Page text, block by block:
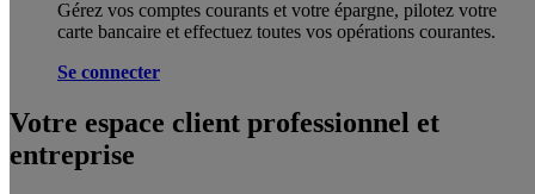
Gérez vos comptes courants et votre épargne, pilotez votre
carte bancaire et effectuez toutes vos opérations courantes.
Se connecter
Votre espace client professionnel et
entreprise